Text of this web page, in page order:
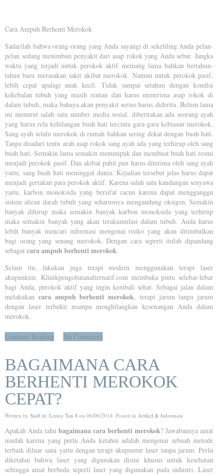
Cara Ampuh Berhenti Merokok
Sadarilah bahwa orang-orang yang Anda sayangi di sekeliling Anda pelan-
pelan sedang menimbun penyakit dari asap rokok yang Anda sebar. Jangka
waktu yang terjadi untuk perokok aktif memang lama bahkan bertahun-
tahun baru merasakan sakit akibat merokok. Namun untuk perokok pasif,
lebih cepat apalagi anak kecil. Tidak sampai setahun dengan kondisi
kekebalan tubuh yang masih rentan dan harus menerima asap rokok di
dalam tubuh, maka bahaya akan penyakit serius harus diderita. Belum lama
ini menurut salah satu sumber media sosial, diberitakan ada seorang ayah
yang harus rela kehilangan buah hati tercinta gara-gara kebiasan merokok.
Sang ayah selalu merokok di rumah bahkan sering dekat dengan buah hati.
Tanpa disadari tentu arah asap rokok sang ayah ada yang terhirup oleh sang
buah hati. Semakin lama semakin menumpuk dan membuat buah hati resmi
menjadi perokok pasif. Dan akibat pahit pun harus diterima oleh sang ayah
yaitu, sang buah hati meninggal dunia. Kejadian tersebut jelas harus dapat
menjadi gertakan para perokok aktif. Karena salah satu kandungan senyawa
yaitu, karbon monoksida yang bersifat racun karena dapat mengganggu
sistem aliran darah tubuh yang seharusnya mengandung oksigen. Semakin
banyak dihirup maka semakin banyak karbon monoksida yang terhirup
maka semakin banyak yang akan terakumulasi dalam tubuh. Anda harus
lebih banyak mencari informasi mengenai risiko yang akan ditimbulkan
bagi orang yang senang merokok. Dengan cara seperti itulah dipandang
sebagai cara ampuh berhenti merokok.
Selain itu, lakukan juga terapi modern menggunakan terapi laser
akupunktur. Klinikpengobatanalternatif.com membuka pintu selebar-lebar
bagi Anda, perokok aktif yang ingin kembali sehat. Sebagai jalan dalam
melakukan cara ampuh berhenti merokok, terapi jarum tanpa jarum
dengan laser terbukti mampu menghilangkan kesenangan Anda dalam
merokok.
Continue Reading No Comments
BAGAIMANA CARA
BERHENTI MEROKOK
CEPAT?
Written by Staff dr. Lenny Tan 8 on 06/06/2014. Posted in Artikel & Informasi
Apakah Anda tahu bagaimana cara berhenti merokok? Jawabannya amat
mudah karena yang perlu Anda ketahui adalah mengenai sebuah metode
terbaik diluar sana yaitu dengan terapi akupuntur laser tanpa jarum. Perlu
diketahui bahwa laser yang digunakan disini khusus untuk kesehatan
sehingga amat berbeda seperti laser yang digunakan pada industri. Laser